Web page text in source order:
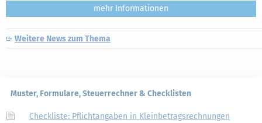
mehr
Weitere News zum Thema
Muster, Formulare, Steuerrechner & Checklisten
Checkliste: Pflichtangaben in Kleinbetragsrechnungen